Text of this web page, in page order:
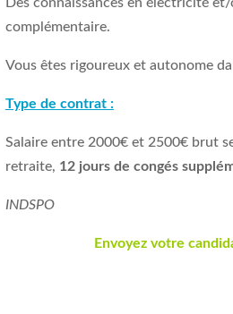
complémentaire.
Vous êtes rigoureux et autonome
Type de contrat :
Salaire entre 2000€ et 2500€ brut
retraite, 12 jours de congés
INDSPO
Envoyez votre